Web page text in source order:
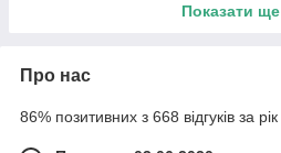
Показати ще
Про нас
86% позитивних з 668 відгуків за рік